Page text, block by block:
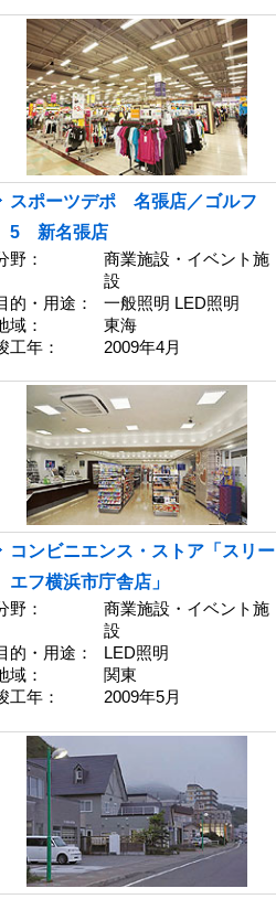
スポーツデポ 名張店／ゴルフ
5 新名張店
野：
商業施設・イベント施
設
的・用途：
一般照明 LED照明
域：
東海
工年：
2009年4月
コンビニエンス・ストア「スリー
エフ横浜市庁舎店」
野：
商業施設・イベント施
設
的・用途：
LED照明
域：
関東
工年：
2009年5月